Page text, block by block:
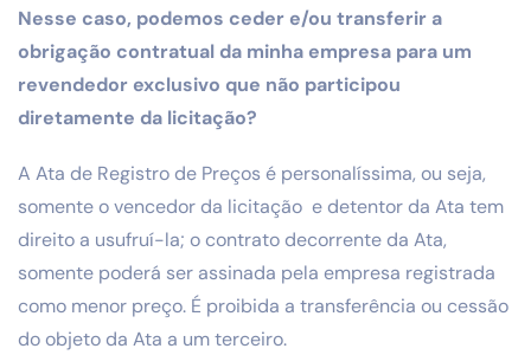
Nesse caso, podemos ceder e/ou transferir a
obrigação contratual da minha empresa para um
revendedor exclusivo que não participou
diretamente da licitação?
A Ata de Registro de Preços é personalíssima, ou seja,
somente o vencedor da licitação e detentor da Ata tem
direito a usufruí-la; o contrato decorrente da Ata,
somente poderá ser assinada pela empresa registrada
como menor preço. É proibida a transferência ou cessão
do objeto da Ata a um terceiro.